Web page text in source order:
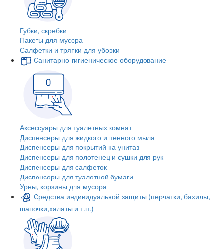
Губки, скребки
Пакеты для мусора
Салфетки и тряпки для уборки
Санитарно-гигиеническое оборудование
Аксессуары для туалетных комнат
Диспенсеры для жидкого и пенного мыла
Диспенсеры для покрытий на унитаз
Диспенсеры для полотенец и сушки для рук
Диспенсеры для салфеток
Диспенсеры для туалетной бумаги
Урны, корзины для мусора
Средства индивидуальной защиты (перчатки, бахилы,
шапочки,халаты и т.п.)